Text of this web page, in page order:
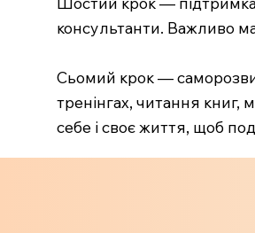
консультанти. Важливо
Сьомий крок —
тренінгах, читання книг,
себе і своє життя, щоб